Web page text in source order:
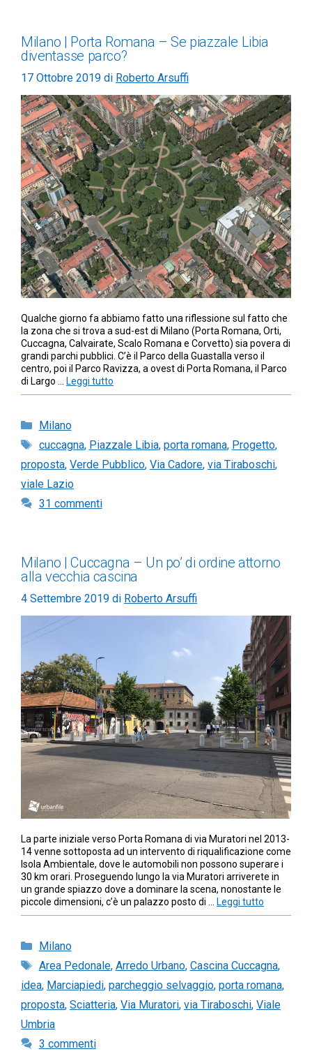
Milano | Porta Romana – Se piazzale Libia
diventasse parco?
17 Ottobre 2019 di Roberto Arsuffi
Qualche giorno fa abbiamo fatto una riflessione sul fatto che
la zona che si trova a sud-est di Milano (Porta Romana, Orti,
Cuccagna, Calvairate, Scalo Romana e Corvetto) sia povera di
grandi parchi pubblici. C’è il Parco della Guastalla verso il
centro, poi il Parco Ravizza, a ovest di Porta Romana, il Parco
di Largo … Leggi tutto
Categorie
Milano
Tag
cuccagna, Piazzale Libia, porta romana, Progetto,
proposta, Verde Pubblico, Via Cadore, via Tiraboschi,
viale Lazio
31 commenti
Milano | Cuccagna – Un po’ di ordine attorno
alla vecchia cascina
4 Settembre 2019 di Roberto Arsuffi
La parte iniziale verso Porta Romana di via Muratori nel 2013-
14 venne sottoposta ad un intervento di riqualificazione come
Isola Ambientale, dove le automobili non possono superare i
30 km orari. Proseguendo lungo la via Muratori arriverete in
un grande spiazzo dove a dominare la scena, nonostante le
piccole dimensioni, c’è un palazzo posto di … Leggi tutto
Categorie
Milano
Tag
Area Pedonale, Arredo Urbano, Cascina Cuccagna,
idea, Marciapiedi, parcheggio selvaggio, porta romana,
proposta, Sciatteria, Via Muratori, via Tiraboschi, Viale
Umbria
3 commenti